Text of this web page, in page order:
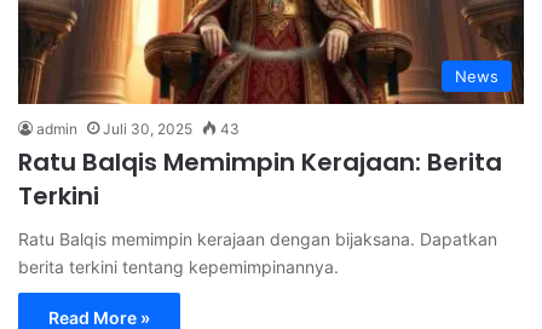
News
admin Juli 30, 2025 43
Ratu Balqis Memimpin Kerajaan: Berita
Terkini
Ratu Balqis memimpin kerajaan dengan bijaksana. Dapatkan
berita terkini tentang kepemimpinannya.
Read More »